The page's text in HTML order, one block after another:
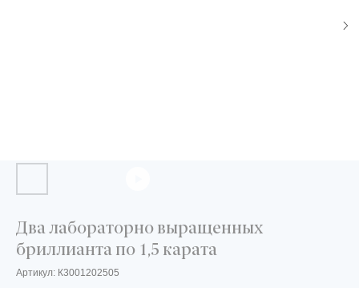
Два лабораторно выращенных
бриллианта по 1,5 карата
Артикул: К3001202505